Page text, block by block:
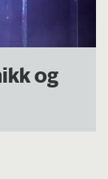
og